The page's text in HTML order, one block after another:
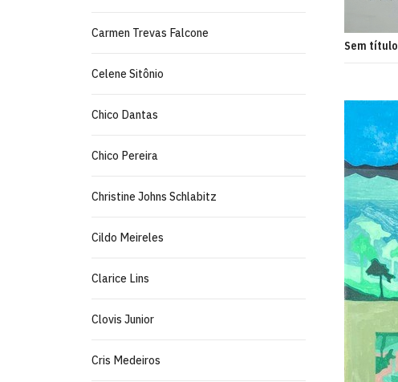
Carmen Trevas Falcone
Celene Sitônio
Chico Dantas
Chico Pereira
Christine Johns Schlabitz
Cildo Meireles
Clarice Lins
Clovis Junior
Cris Medeiros
Sem título